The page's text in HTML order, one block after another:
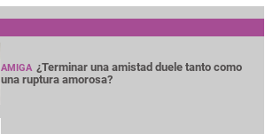
AMIGA ¿Terminar una amistad duele tanto como
una ruptura amorosa?